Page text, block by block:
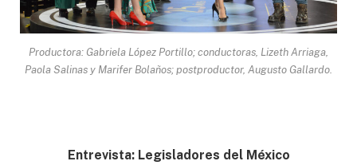
Productora: Gabriela López Portillo; conductoras, Lizeth Arriaga,
Paola Salinas y Marifer Bolaños; postproductor, Augusto Gallardo.
Entrevista: Legisladores del México